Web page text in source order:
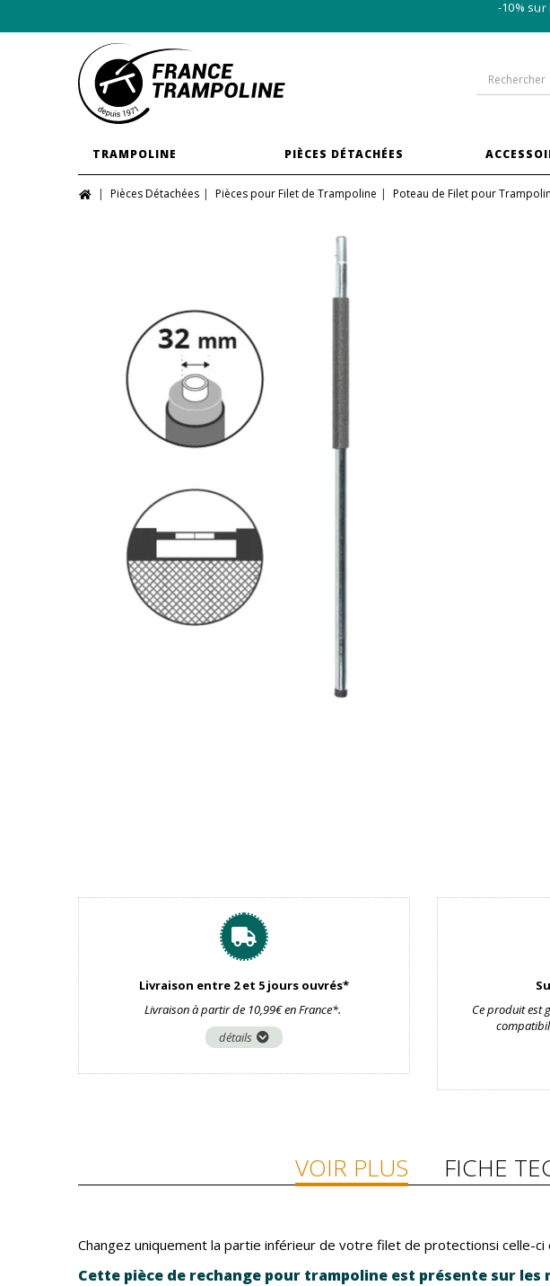
-10%
TRAMPOLINE PIÈCES DÉTACHÉES
Pièces Détachées Pièces pour Filet de Trampoline Poteau de Filet pour
Livraison entre 2 et 5 jours ouvrés*
Livraison à partir de 10,99€ en France*.
détails
Ce produit est
VOIR PLUS FICHE
Changez uniquement la partie inférieur de votre filet de protectionsi celle-ci
Cette pièce de rechange pour trampoline est présente sur les